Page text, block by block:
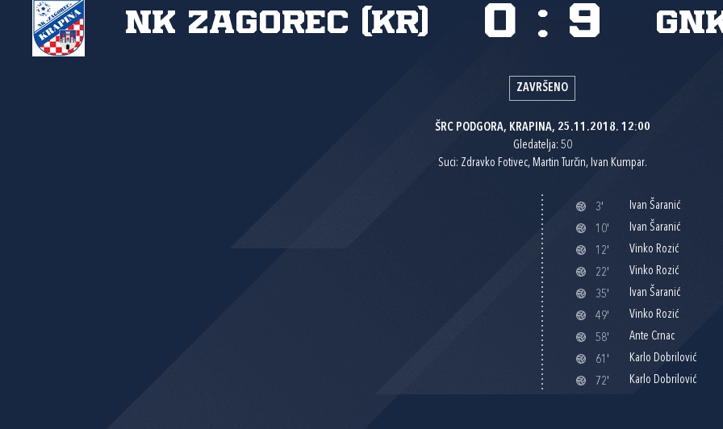
NK Zagorec (Kr) 0 : 9
ZAVRŠENO
ŠRC PODGORA, KRAPINA, 25.11.2018. 12:00
Gledatelja: 50
Suci: Zdravko Fotivec, Martin Turčin, Ivan Kumpar.
3'
Ivan Šaranić
10'
Ivan Šaranić
12'
Vinko Rozić
22'
Vinko Rozić
35'
Ivan Šaranić
49'
Vinko Rozić
58'
Ante Crnac
61'
Karlo Dobrilović
72'
Karlo Dobrilović